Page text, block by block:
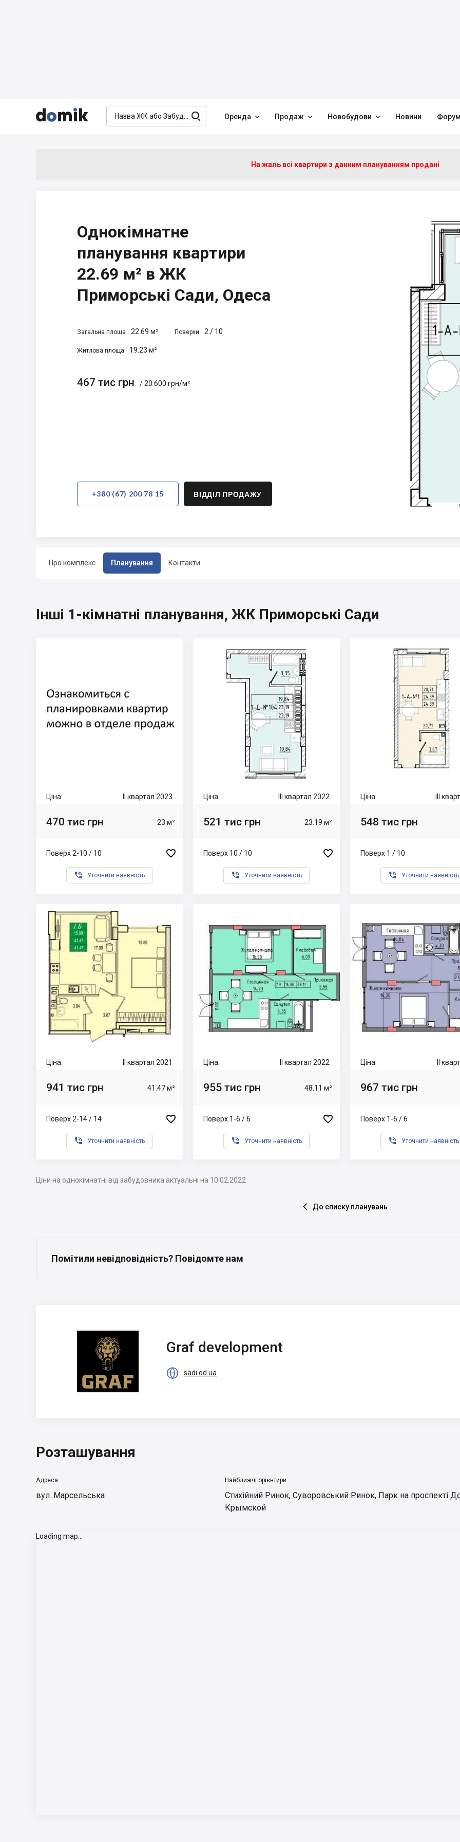


  Оренда  Продаж  Новобудови  Новини
Про комплекс Планування Контакти
На жаль всі квартири з данним плануванням продані
Однокімнатне
планування квартири
22.69 м² в ЖК
Приморські Сади, Одеса
Загальна площа 22.69 м² Поверхи 2 / 10
Житлова площа 19.23 м²
467 тис грн / 20 600 грн/м²
+380 (67) 200 78 15 ВІДДІЛ ПРОДАЖУ
Інші 1-кімнатні планування, ЖК Приморські Сади
Ціна: II квартал 2023
470 тис грн 23 м²
Поверх 2-10 / 10 
 Уточнити наявність
Ціна: III квартал 2022
521 тис грн 23.19 м²
Поверх 10 / 10 
 Уточнити наявність
Ціна: III
548 тис грн
Поверх 1 / 10
 Уточнити наявність
Ціна: II квартал 2021
941 тис грн 41.47 м²
Поверх 2-14 / 14 
 Уточнити наявність
Ціна: II квартал 2022
955 тис грн 48.11 м²
Поверх 1-6 / 6 
 Уточнити наявність
Ціна: II
967 тис грн
Поверх 1-6 / 6
 Уточнити наявність
Ціни на однокімнатні від забудовника актуальні на 10.02.2022
 До списку планувань
Помітили невідповідність? Повідомте нам
Graf development
 sadi.od.ua
Розташування
Адреса
вул. Марсельська
Найближчі орієнтири
Стихійний Ринок, Суворовський Ринок, Парк на проспекті
Крымской
Loading map...